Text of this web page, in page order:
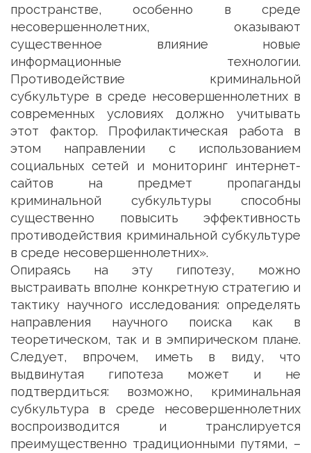
пространстве, особенно в среде
несовершеннолетних, оказывают
существенное влияние новые
информационные технологии.
Противодействие криминальной
субкультуре в среде несовершеннолетних в
современных условиях должно учитывать
этот фактор. Профилактическая работа в
этом направлении с использованием
социальных сетей и мониторинг интернет-
сайтов на предмет пропаганды
криминальной субкультуры способны
существенно повысить эффективность
противодействия криминальной субкультуре
в среде несовершеннолетних».
Опираясь на эту гипотезу, можно
выстраивать вполне конкретную стратегию и
тактику научного исследования: определять
направления научного поиска как в
теоретическом, так и в эмпирическом плане.
Следует, впрочем, иметь в виду, что
выдвинутая гипотеза может и не
подтвердиться: возможно, криминальная
субкультура в среде несовершеннолетних
воспроизводится и транслируется
преимущественно традиционными путями, –